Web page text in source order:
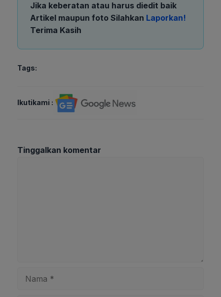
Jika keberatan atau harus diedit baik
Artikel maupun foto Silahkan Laporkan!
Terima Kasih
Tags:
Ikutikami :
Tinggalkan komentar